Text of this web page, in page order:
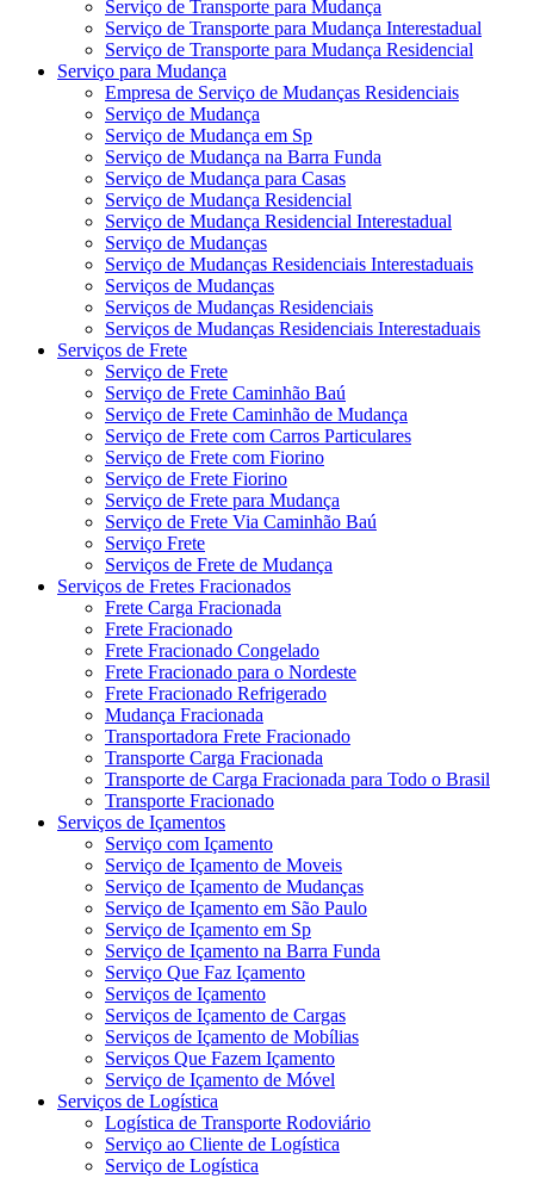
Serviço de Transporte para Mudança
Serviço de Transporte para Mudança Interestadual
Serviço de Transporte para Mudança Residencial
Serviço para Mudança
Empresa de Serviço de Mudanças Residenciais
Serviço de Mudança
Serviço de Mudança em Sp
Serviço de Mudança na Barra Funda
Serviço de Mudança para Casas
Serviço de Mudança Residencial
Serviço de Mudança Residencial Interestadual
Serviço de Mudanças
Serviço de Mudanças Residenciais Interestaduais
Serviços de Mudanças
Serviços de Mudanças Residenciais
Serviços de Mudanças Residenciais Interestaduais
Serviços de Frete
Serviço de Frete
Serviço de Frete Caminhão Baú
Serviço de Frete Caminhão de Mudança
Serviço de Frete com Carros Particulares
Serviço de Frete com Fiorino
Serviço de Frete Fiorino
Serviço de Frete para Mudança
Serviço de Frete Via Caminhão Baú
Serviço Frete
Serviços de Frete de Mudança
Serviços de Fretes Fracionados
Frete Carga Fracionada
Frete Fracionado
Frete Fracionado Congelado
Frete Fracionado para o Nordeste
Frete Fracionado Refrigerado
Mudança Fracionada
Transportadora Frete Fracionado
Transporte Carga Fracionada
Transporte de Carga Fracionada para Todo o Brasil
Transporte Fracionado
Serviços de Içamentos
Serviço com Içamento
Serviço de Içamento de Moveis
Serviço de Içamento de Mudanças
Serviço de Içamento em São Paulo
Serviço de Içamento em Sp
Serviço de Içamento na Barra Funda
Serviço Que Faz Içamento
Serviços de Içamento
Serviços de Içamento de Cargas
Serviços de Içamento de Mobílias
Serviços Que Fazem Içamento
Serviço de Içamento de Móvel
Serviços de Logística
Logística de Transporte Rodoviário
Serviço ao Cliente de Logística
Serviço de Logística